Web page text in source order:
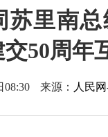
苏里南
50周年
08:30 来源： 人民